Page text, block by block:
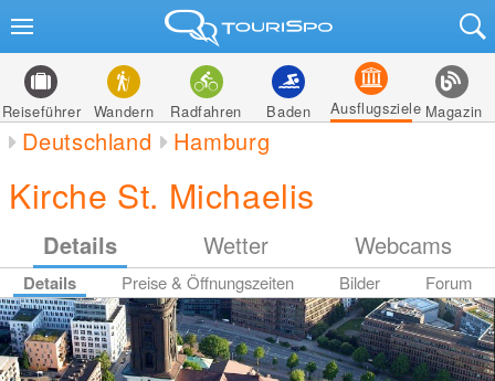
Reiseführer Wandern Radfahren Baden Ausflugsziele Magazin
Deutschland Hamburg
Kirche St. Michaelis
Details Wetter Webcams
Details Preise & Öffnungszeiten Bilder Forum